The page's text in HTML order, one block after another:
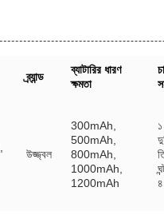
ব্র্যান্ড
ব্যাটারির ধারণ
ক্ষমতা
উজ্জ্বল
300mAh,
500mAh,
800mAh,
1000mAh,
1200mAh
১
৪